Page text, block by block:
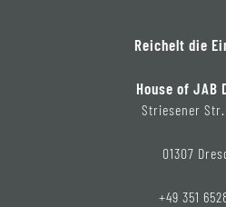
Reichelt die
House of JAB
Striesener Str.
01307
+49 351